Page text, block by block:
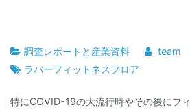
調査レポートと産業資料 team
ラバーフィットネスフロア
特にCOVID-19の大流行時やその後にフ